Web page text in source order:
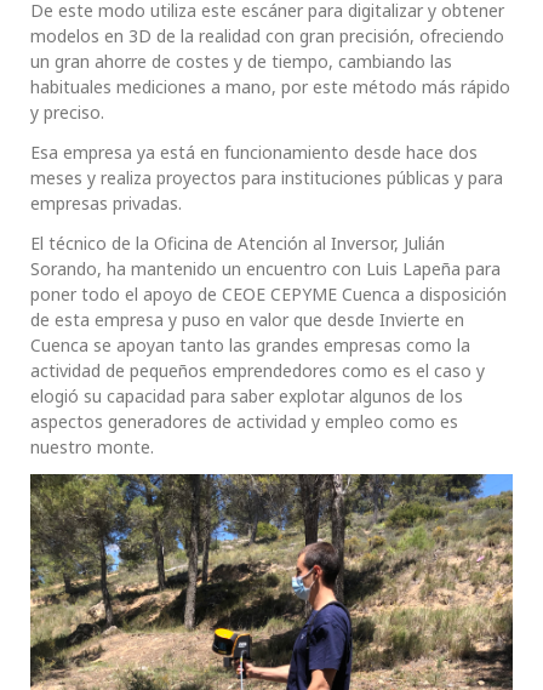
De este modo utiliza este escáner para digitalizar y obtener
modelos en 3D de la realidad con gran precisión, ofreciendo
un gran ahorre de costes y de tiempo, cambiando las
habituales mediciones a mano, por este método más rápido
y preciso.
Esa empresa ya está en funcionamiento desde hace dos
meses y realiza proyectos para instituciones públicas y para
empresas privadas.
El técnico de la Oficina de Atención al Inversor, Julián
Sorando, ha mantenido un encuentro con Luis Lapeña para
poner todo el apoyo de CEOE CEPYME Cuenca a disposición
de esta empresa y puso en valor que desde Invierte en
Cuenca se apoyan tanto las grandes empresas como la
actividad de pequeños emprendedores como es el caso y
elogió su capacidad para saber explotar algunos de los
aspectos generadores de actividad y empleo como es
nuestro monte.